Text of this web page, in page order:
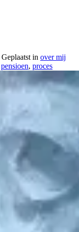
Geplaatst in over mij
pensioen, proces